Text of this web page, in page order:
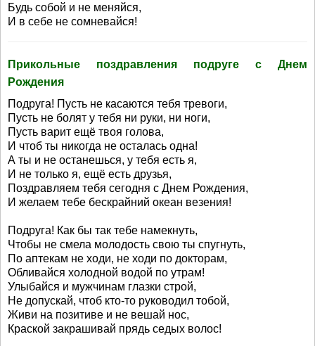
Будь собой и не меняйся,
И в себе не сомневайся!
Прикольные поздравления подруге с Днем
Рождения
Подруга! Пусть не касаются тебя тревоги,
Пусть не болят у тебя ни руки, ни ноги,
Пусть варит ещё твоя голова,
И чтоб ты никогда не осталась одна!
А ты и не останешься, у тебя есть я,
И не только я, ещё есть друзья,
Поздравляем тебя сегодня с Днем Рождения,
И желаем тебе бескрайний океан везения!
Подруга! Как бы так тебе намекнуть,
Чтобы не смела молодость свою ты спугнуть,
По аптекам не ходи, не ходи по докторам,
Обливайся холодной водой по утрам!
Улыбайся и мужчинам глазки строй,
Не допускай, чтоб кто-то руководил тобой,
Живи на позитиве и не вешай нос,
Краской закрашивай прядь седых волос!